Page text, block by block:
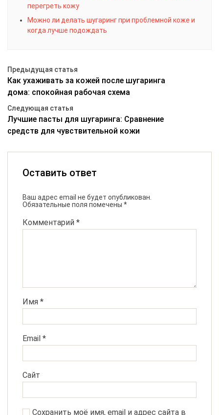
перегреть кожу
Можно ли делать шугаринг при проблемной коже и
когда лучше подождать
Предыдущая статья
Как ухаживать за кожей после шугаринга
дома: спокойная рабочая схема
Следующая статья
Лучшие пасты для шугаринга: Сравнение
средств для чувствительной кожи
Оставить ответ
Ваш адрес email не будет опубликован.
Обязательные поля помечены *
Комментарий *
Имя *
Email *
Сайт
Сохранить моё имя, email и адрес сайта в